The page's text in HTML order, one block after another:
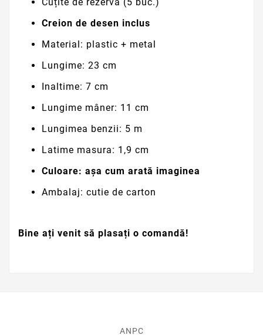
Creion de desen inclus
Material: plastic + metal
Lungime: 23 cm
Inaltime: 7 cm
Lungime mâner: 11 cm
Lungimea benzii: 5 m
Latime masura: 1,9 cm
Culoare: așa cum arată imaginea
Ambalaj: cutie de carton
Bine ați venit să plasați o comandă!
ANPC